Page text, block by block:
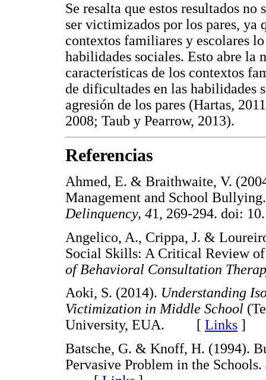
Se resalta que estos resultados no
ser victimizados por los pares, ya
contextos familiares y escolares
habilidades sociales. Esto abre la
características de los contextos
de dificultades en las habilidades
agresión de los pares (Hartas,
2008; Taub y Pearrow, 2013).
Referencias
Ahmed, E. & Braithwaite, V.
Management and School
Delinquency, 41, 269-294. doi:
Angelico, A., Crippa, J. &
Social Skills: A Critical Review
of Behavioral Consultation
Aoki, S. (2014). Understanding
Victimization in Middle School
University, EUA. [ Links ]
Batsche, G. & Knoff, H. (1994).
Pervasive Problem in the Schools.